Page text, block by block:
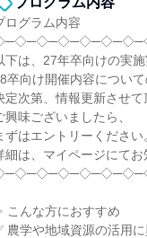
ログラム内容
下は、27年卒向けの実
卒向け開催内容につい
定次第、情報更新させて
興味ございましたら、
ずはエントリーください
細は、マイページにてお
こんな方におすすめ
農学や地域資源の活用